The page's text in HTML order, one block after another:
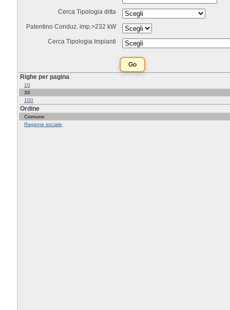
Cerca Tipologia ditta
Patentino Conduz. imp.>232 kW
Cerca Tipologia Impianti
Righe per pagina
10
30
100
Ordine
Comune
Ragione sociale